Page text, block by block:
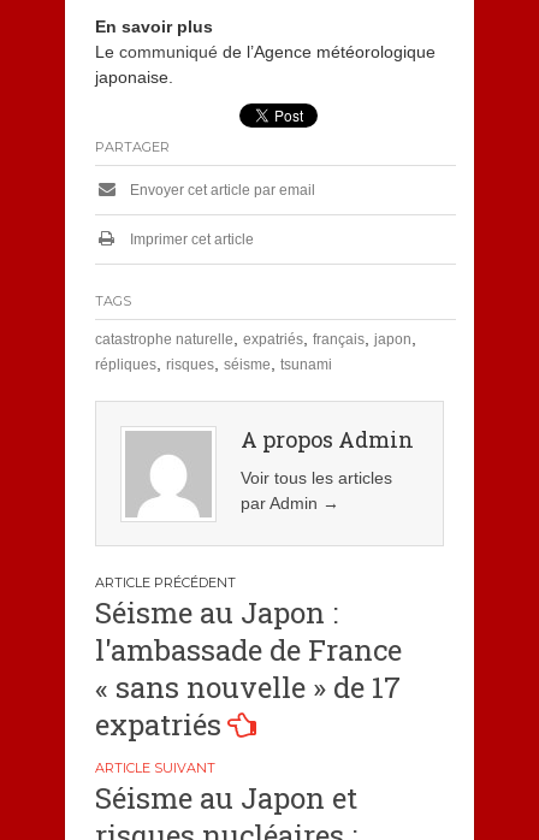
En savoir plus
Le communiqué de l’Agence météorologique
japonaise.
PARTAGER
Envoyer cet article par email
Imprimer cet article
TAGS
catastrophe naturelle expatriés, français, japon
répliques, risques, séisme tsunami
A propos Admin
Voir tous les articles
par Admin →
Navigation
de
l’article
Séisme au Japon :
l'ambassade de France
« sans nouvelle » de 17
expatriés
Séisme au Japon et